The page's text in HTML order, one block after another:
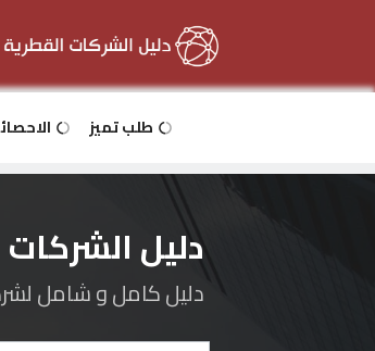
دخول
طلب تميز
دليل
دليل كامل و شامل